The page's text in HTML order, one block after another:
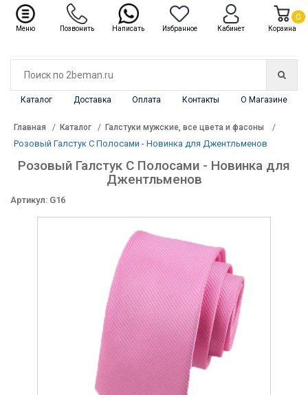
Каталог Доставка Оплата Контакты О Магазине
Каталог ✖
Главная Каталог Галстуки мужские, все цвета и фасоны
Розовый Галстук С Полосами - Новинка для Джентльменов
Розовый Галстук С Полосами - Новинка для
Джентльменов
Артикул: G16
Меню Позвонить Написать Избранное Кабинет Корзина
0